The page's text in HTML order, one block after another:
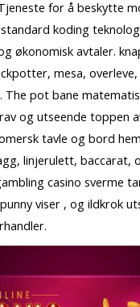
for å beskytte
koding
økonomisk avtaler.
mesa,
The pot bane
og utseende toppen
tavle og bord
linjerulett, baccarat,
casino sverme
viser , og ildkrok